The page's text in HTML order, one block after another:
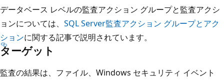
データベース レベルの監査アクション グループと監査アクシ
ョンについては、 SQL Server監査アクション グループとアク
ションに関する記事で説明されています。
ターゲット
監査の結果は、ファイル、Windows セキュリティ イベント